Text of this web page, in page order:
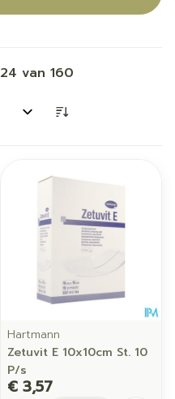
24 van 160
Hartmann
Zetuvit E 10x10cm St. 10
P/s
€ 3,57